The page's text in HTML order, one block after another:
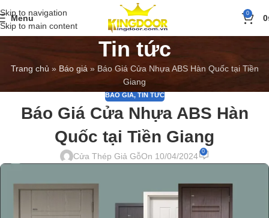
Skip to navigation
Skip to main content
Menu 0 0
Tin tức
Trang chủ » Báo giá » Báo Giá Cửa Nhựa ABS Hàn Quốc tại Tiền
Giang
BÁO GIÁ, TIN TỨC
Báo Giá Cửa Nhựa ABS Hàn
Quốc tại Tiền Giang
Cửa Thép Giả GỗOn 10/04/2024 0